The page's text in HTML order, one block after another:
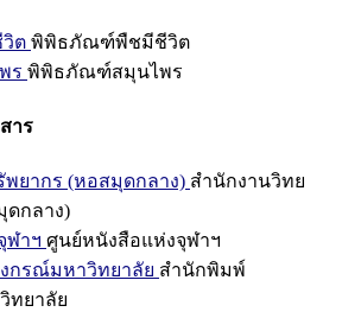
ต พิพิธภัณฑ์พืชมีชีวิต
ร พิพิธภัณฑ์สมุนไพร
าร
ยากร (หอสมุดกลาง) สำนักงานวิทย
ดกลาง)
ฬาฯ ศูนย์หนังสือแห่งจุฬาฯ
กรณ์มหาวิทยาลัย สำนักพิมพ์
ทยาลัย